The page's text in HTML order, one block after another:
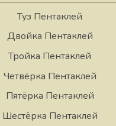
Туз Пентаклей
Двойка Пентаклей
Тройка Пентаклей
Четвёрка Пентаклей
Пятёрка Пентаклей
Шестёрка Пентаклей